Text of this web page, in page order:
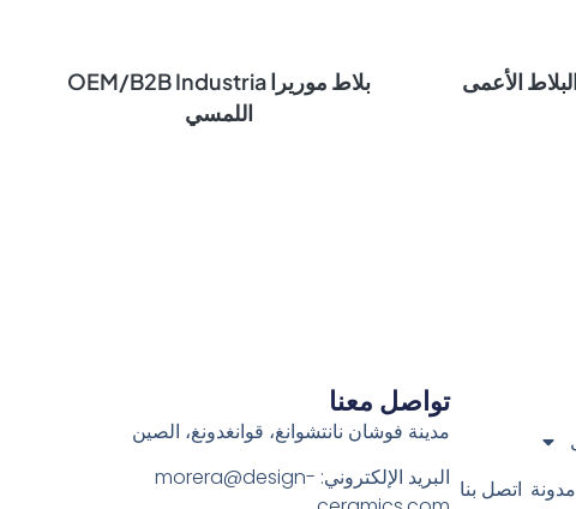
الأعمى
بلاط موريرا OEM/B2B Industria
اللمسي
مدونة اتصل بنا
تواصل معنا
مدينة فوشان نانتشوانغ، قوانغدونغ، الصين
البريد الإلكتروني: morera@design-